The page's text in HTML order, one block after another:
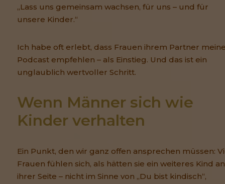
„Lass uns gemeinsam wachsen, für uns – und für
unsere Kinder.“
Ich habe oft erlebt, dass Frauen ihrem Partner
Podcast empfehlen – als Einstieg. Und das ist ein
unglaublich wertvoller Schritt.
Wenn Männer sich wie
Kinder verhalten
Ein Punkt, den wir ganz offen ansprechen müssen:
Frauen fühlen sich, als hätten sie ein weiteres Kind an
ihrer Seite – nicht im Sinne von „Du bist kindisch“,